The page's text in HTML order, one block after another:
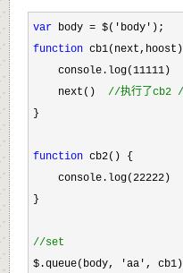
var body = $('body'
function
    console.log(
11111)
    next()
//执行了cb2
}
function cb2() {
    console.log(
22222)
}
//set
$.queue(body, 'aa',